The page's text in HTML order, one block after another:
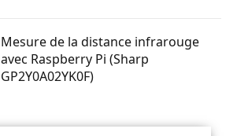
Mesure de la distance infrarouge
avec Raspberry Pi (Sharp
GP2Y0A02YK0F)